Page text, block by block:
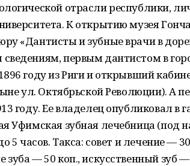
отрасли республики,
К открытию музея
«Дантисты и зубные врачи в
первым дантистом в
году из Риги и открывший
ул. Октябрьской Революции). А
году. Ее владелец опубликовал в
Уфимская зубная лечебница
5 часов. Такса: совет и лечение —
зуба — 50 коп., искусственный зуб